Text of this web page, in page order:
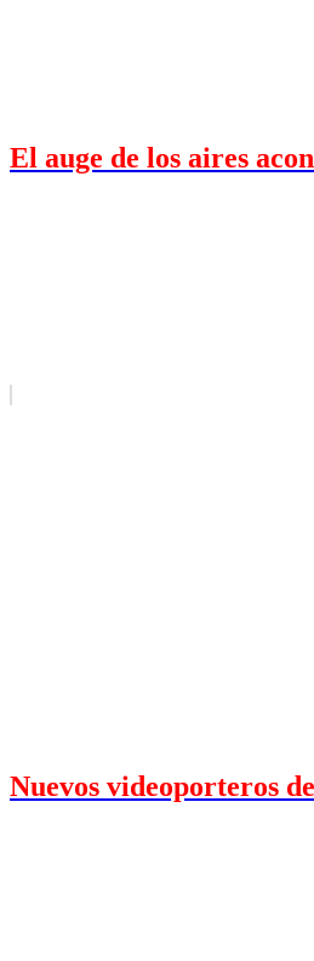
El auge de los aires
Nuevos videoporteros